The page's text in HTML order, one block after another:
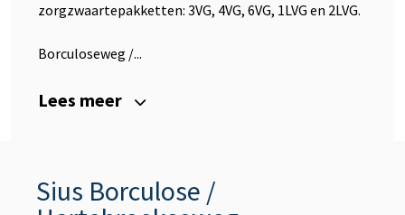
zorgzwaartepakketten: 3VG, 4VG, 6VG, 1LVG en 2LVG.
Borculoseweg /...
Lees meer
Sius Borculose /